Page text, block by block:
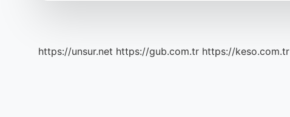
https://unsur.net https://gub.com.tr https://keso.com.tr